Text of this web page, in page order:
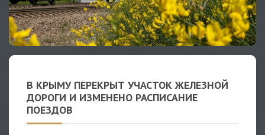
В КРЫМУ ПЕРЕКРЫТ УЧАСТОК ЖЕЛЕЗНОЙ
ДОРОГИ И ИЗМЕНЕНО РАСПИСАНИЕ
ПОЕЗДОВ